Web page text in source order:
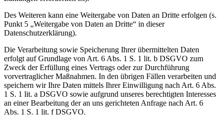
Des Weiteren kann eine Weitergabe von Daten an Dritte erfolgen (s.
Punkt 5 „Weitergabe von Daten an Dritte“ in dieser
Datenschutzerklärung).
Die Verarbeitung sowie Speicherung Ihrer übermittelten Daten
erfolgt auf Grundlage von Art. 6 Abs. 1 S. 1 lit. b DSGVO zum
Zweck der Erfüllung eines Vertrags oder zur Durchführung
vorvertraglicher Maßnahmen. In den übrigen Fällen verarbeiten und
speichern wir Ihre Daten mittels Ihrer Einwilligung nach Art. 6 Abs.
1 S. 1 lit. a DSGVO sowie aufgrund unseres berechtigten Interesses
an einer Bearbeitung der an uns gerichteten Anfrage nach Art. 6
Abs. 1 S. 1 lit. f DSGVO.